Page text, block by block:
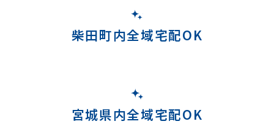
柴田町内全域宅配OK
宮城県内全域宅配OK